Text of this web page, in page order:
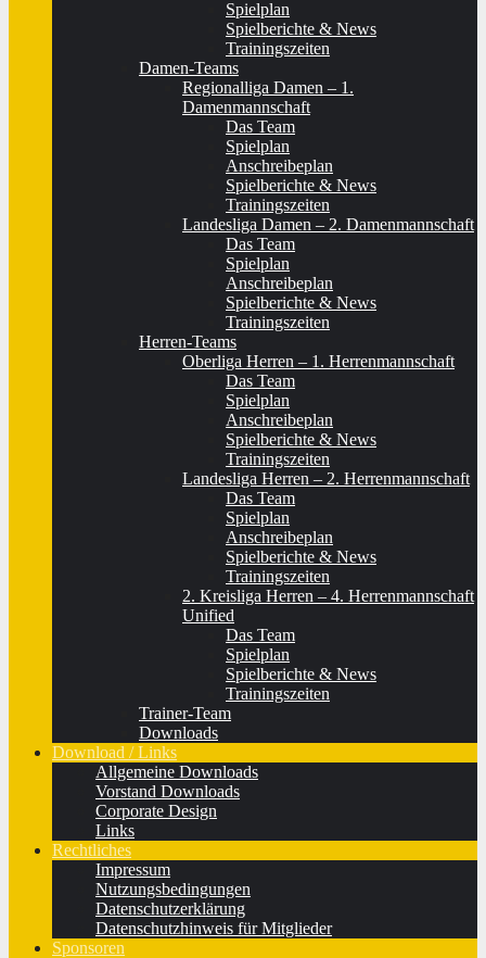
Spielplan
Spielberichte & News
Trainingszeiten
Damen-Teams
Regionalliga Damen – 1.
Damenmannschaft
Das Team
Spielplan
Anschreibeplan
Spielberichte & News
Trainingszeiten
Landesliga Damen – 2. Damenmannschaft
Das Team
Spielplan
Anschreibeplan
Spielberichte & News
Trainingszeiten
Herren-Teams
Oberliga Herren – 1. Herrenmannschaft
Das Team
Spielplan
Anschreibeplan
Spielberichte & News
Trainingszeiten
Landesliga Herren – 2. Herrenmannschaft
Das Team
Spielplan
Anschreibeplan
Spielberichte & News
Trainingszeiten
2. Kreisliga Herren – 4. Herrenmannschaft
Unified
Das Team
Spielplan
Spielberichte & News
Trainingszeiten
Trainer-Team
Downloads
Download / Links
Allgemeine Downloads
Vorstand Downloads
Corporate Design
Links
Rechtliches
Impressum
Nutzungsbedingungen
Datenschutzerklärung
Datenschutzhinweis für Mitglieder
Sponsoren